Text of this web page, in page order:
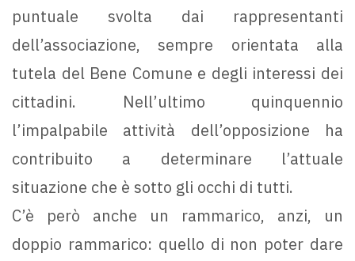
puntuale svolta dai rappresentanti
dell’associazione, sempre orientata alla
tutela del Bene Comune e degli interessi dei
cittadini. Nell’ultimo quinquennio
l’impalpabile attività dell’opposizione ha
contribuito a determinare l’attuale
situazione che è sotto gli occhi di tutti.
C’è però anche un rammarico, anzi, un
doppio rammarico: quello di non poter dare